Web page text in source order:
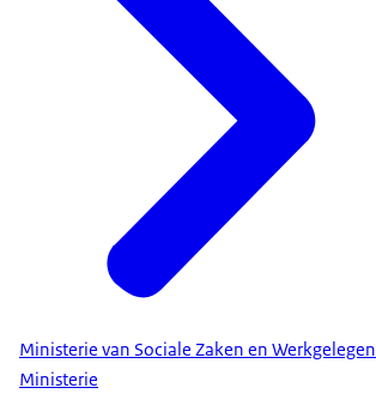
Ministerie van Sociale Zaken en
Ministerie